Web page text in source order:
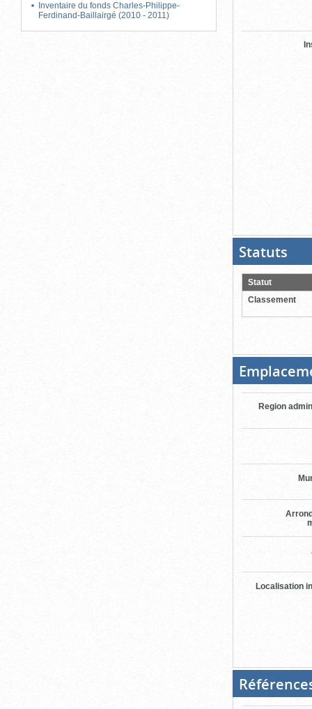
Inventaire du fonds Charles-Philippe-
Ferdinand-Baillairgé (2010 - 2011)
Statuts
pour
Statut
Classement
Region
Localisation